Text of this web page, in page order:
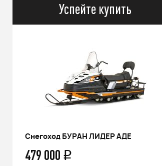
Успейте купить
Снегоход БУРАН ЛИДЕР АДЕ
479 000q